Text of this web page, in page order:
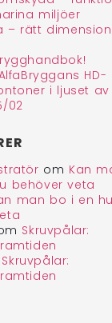
miljöer
rätt dimension,
HD-
i ljuset av
02
om Kan
behöver veta
man bo i en
Skruvpålar:
Skruvpålar: